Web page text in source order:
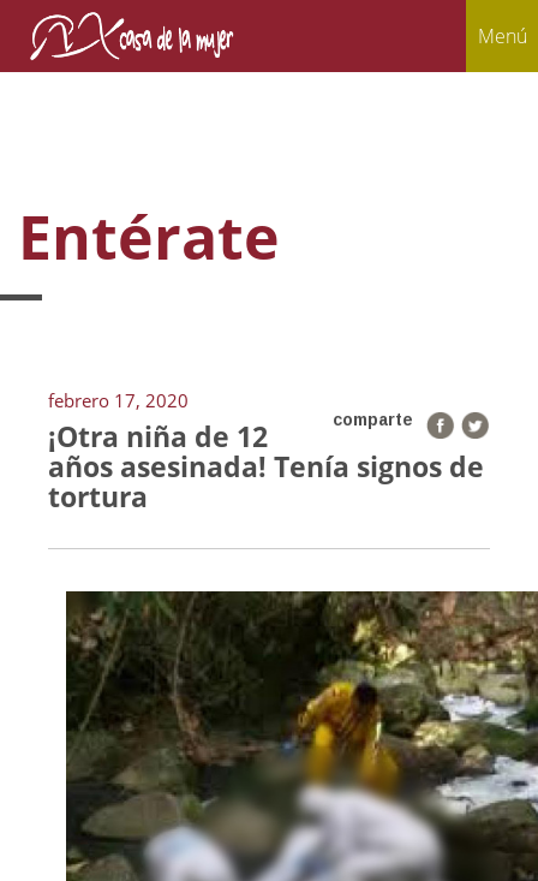
Menú
Entérate
febrero 17, 2020
comparte
¡Otra niña de 12
años asesinada! Tenía signos de
tortura